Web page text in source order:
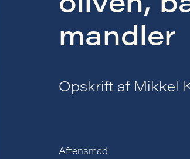
mandler
Opskrift af Mikkel
Aftensmad